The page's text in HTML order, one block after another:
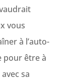
vous
à l’auto-
pour être à
avec sa